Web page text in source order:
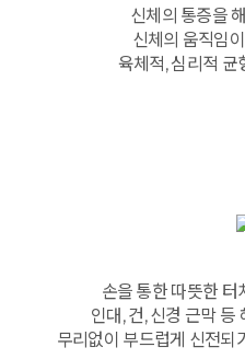
신체의 통증을
신체의 움직임
육체적, 심리적 균
손을 통한 따뜻한 터
인대, 건, 신경 근막
무리없이 부드럽게 신전되